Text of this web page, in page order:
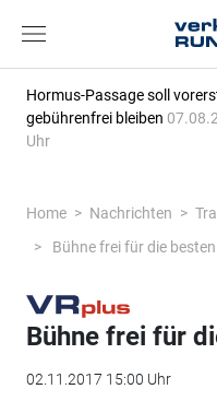
Hormus-Passage soll
gebührenfrei bleiben
Uhr
Home Nachrichten
Bühne frei für die
Bühne frei für
02.11.2017 15:00 Uhr